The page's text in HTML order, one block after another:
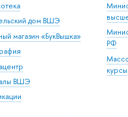
дом ВШЭ
магазин «БукВышка»
ВШЭ
РФ
курсы